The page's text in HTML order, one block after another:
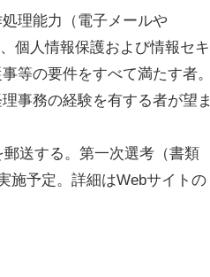
理能力（電子メールや
個人情報保護および情報セキ
等の要件をすべて満たす者。
事務の経験を有する者が望ま
送する。第一次選考（書類
施予定。詳細はWebサイトの